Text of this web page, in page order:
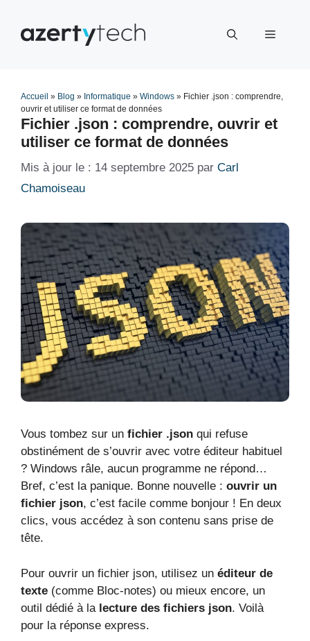
contenu
Menu
Accueil » Blog » Informatique » Windows » Fichier .json : comprendre,
ouvrir et utiliser ce format de données
Fichier .json : comprendre, ouvrir et
utiliser ce format de données
14 septembre 2025 par Carl
Chamoiseau
Vous tombez sur un fichier .json qui refuse
obstinément de s’ouvrir avec votre éditeur habituel
? Windows râle, aucun programme ne répond…
Bref, c’est la panique. Bonne nouvelle : ouvrir un
fichier json, c’est facile comme bonjour ! En deux
clics, vous accédez à son contenu sans prise de
tête.
Pour ouvrir un fichier json, utilisez un éditeur de
texte (comme Bloc-notes) ou mieux encore, un
outil dédié à la lecture des fichiers json. Voilà
pour la réponse express.